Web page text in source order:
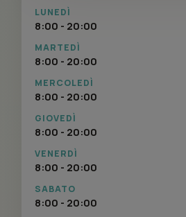
LUNEDÌ
8:00 - 20:00
MARTEDÌ
8:00 - 20:00
MERCOLEDÌ
8:00 - 20:00
GIOVEDÌ
8:00 - 20:00
VENERDÌ
8:00 - 20:00
SABATO
8:00 - 20:00